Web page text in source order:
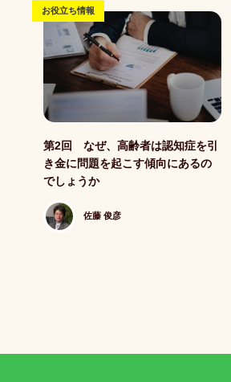
お役立ち情報
第2回 なぜ、高齢者は認知症を引
き金に問題を起こす傾向にあるの
でしょうか
佐藤 俊彦